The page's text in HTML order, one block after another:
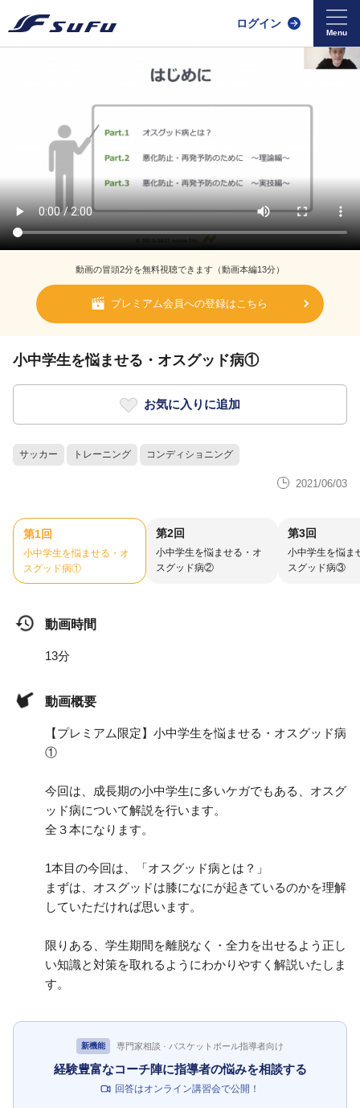
ログイン
動画の冒頭2分を無料視聴できます（動画本編13分）
プレミアム会員への登録はこちら
小中学生を悩ませる・オスグッド病①
お気に入りに追加
サッカー トレーニング コンディショニング
2021/06/03
第1回
小中学生を悩ませる・オ
スグッド病①
第2回
小中学生を悩ませる・オ
スグッド病②
第3回
小中学生を悩ま
スグッド病③
動画時間
13分
動画概要
【プレミアム限定】小中学生を悩ませる・オスグッド病
①
今回は、成長期の小中学生に多いケガでもある、オスグ
ッド病について解説を行います。
全３本になります。
1本目の今回は、「オスグッド病とは？」
まずは、オスグッドは膝になにが起きているのかを理解
していただければ思います。
限りある、学生期間を離脱なく・全力を出せるよう正し
い知識と対策を取れるようにわかりやすく解説いたしま
す。
新機能 専門家相談 · バスケットボール指導者向け
経験豊富なコーチ陣に指導者の悩みを相談する
回答はオンライン講習会で公開！